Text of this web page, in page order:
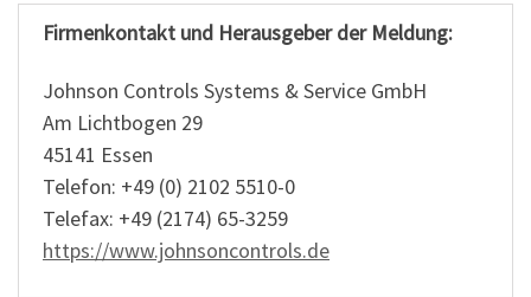
Firmenkontakt und Herausgeber der Meldung:
Johnson Controls Systems & Service GmbH
Am Lichtbogen 29
45141 Essen
Telefon: +49 (0) 2102 5510-0
Telefax: +49 (2174) 65-3259
https://www.johnsoncontrols.de